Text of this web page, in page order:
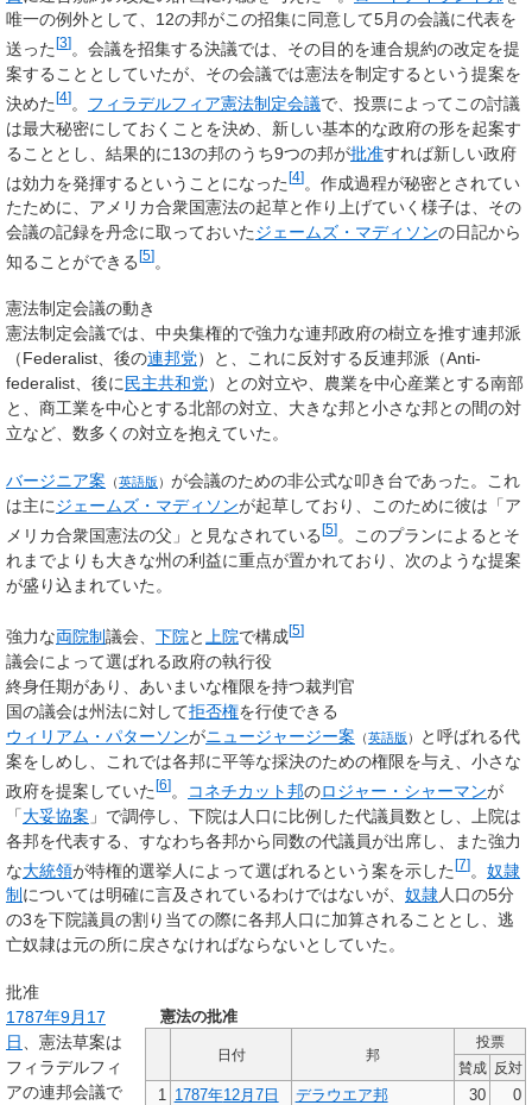
唯一の例外として、12の邦がこの招集に同意して5月の会議に代表を
送った [3] 。会議を招集する決議では、その目的を連合規約の改定を提
案することとしていたが、その会議では憲法を制定するという提案を
決めた[4]。 フィラデルフィア憲法制定会議で、投票によってこの討議
は最大秘密にしておくことを決め、新しい基本的な政府の形を起案す
ることとし、結果的に13の邦のうち9つの邦が批准すれば新しい政府
は効力を発揮するということになった[4]。作成過程が秘密とされてい
たために、アメリカ合衆国憲法の起草と作り上げていく様子は、その
会議の記録を丹念に取っておいたジェームズ・マディソンの日記から
知ることができる [5] 。
憲法制定会議の動き
憲法制定会議では、中央集権的で強力な連邦政府の樹立を推す連邦派
（Federalist、後の連邦党）と、これに反対する反連邦派 （Anti-
federalist、後に民主共和党）との対立や、農業を中心産業とする南部
と、商工業を中心とする北部の対立、大きな邦と小さな邦との間の対
立など、数多くの対立を抱えていた。
バージニア案 （英語版 ） が会議のための非公式な叩き台であった。これ
は主にジェームズ・マディソンが起草しており、このために彼は「ア
メリカ合衆国憲法の父」と見なされている [5] 。このプランによるとそ
れまでよりも大きな州の利益に重点が置かれており、次のような提案
が盛り込まれていた。
強力な両院制議会、 下院と 上院で構成[5]
議会によって選ばれる政府の執行役
終身任期があり、あいまいな権限を持つ裁判官
国の議会は州法に対して拒否権を行使できる
ウィリアム・パターソンがニュージャージー案 （英語版 ）
と呼ばれる代
案をしめし、これでは各邦に平等な採決のための権限を与え、小さな
政府を提案していた[6]。 コネチカット邦のロジャー・シャーマンが
「大妥協案 」で調停し、下院は人口に比例した代議員数とし、上院は
各邦を代表する、すなわち各邦から同数の代議員が出席し、また強力
な大統領が特権的選挙人によって選ばれるという案を示した[7]。 奴隷
制 については明確に言及されているわけではないが、 奴隷人口の5分
の3を下院議員の割り当ての際に各邦人口に加算されることとし、逃
亡奴隷は元の所に戻さなければならないとしていた。
批准
憲法の批准
日付 邦
投票
賛成
反対
1 1787年12月7日 デラウエア邦 30
0
1787年9月17
日
、憲法草案は
フィラデルフィ
アの連邦会議で